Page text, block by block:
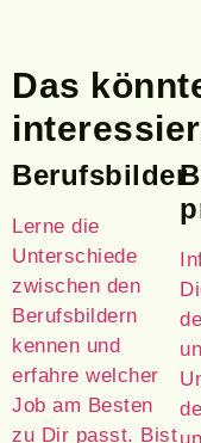
Das
Berufsbilder
Lerne die
Unterschiede
zwischen den
Berufsbildern
kennen und
erfahre welcher
Job am Besten
zu Dir passt. Bist